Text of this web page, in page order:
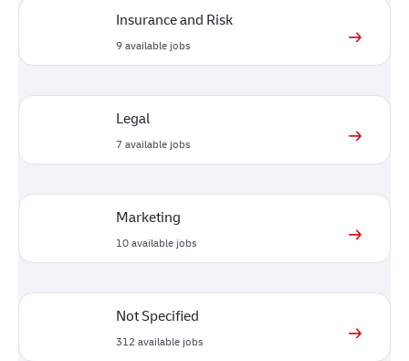
Insurance and Risk
9available jobs
Legal
7 available jobs
Marketing
10available jobs
Not Specified
312 available jobs